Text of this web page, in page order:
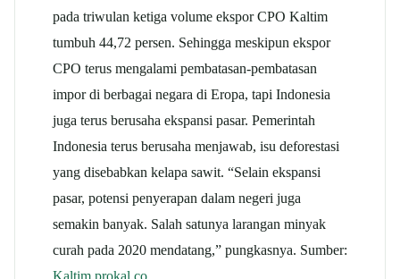
pada triwulan ketiga volume ekspor CPO Kaltim
tumbuh 44,72 persen. Sehingga meskipun ekspor
CPO terus mengalami pembatasan-pembatasan
impor di berbagai negara di Eropa, tapi Indonesia
juga terus berusaha ekspansi pasar. Pemerintah
Indonesia terus berusaha menjawab, isu deforestasi
yang disebabkan kelapa sawit. “Selain ekspansi
pasar, potensi penyerapan dalam negeri juga
semakin banyak. Salah satunya larangan minyak
curah pada 2020 mendatang,” pungkasnya. Sumber: